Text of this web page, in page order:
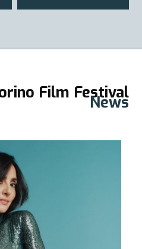
Film Festival
News